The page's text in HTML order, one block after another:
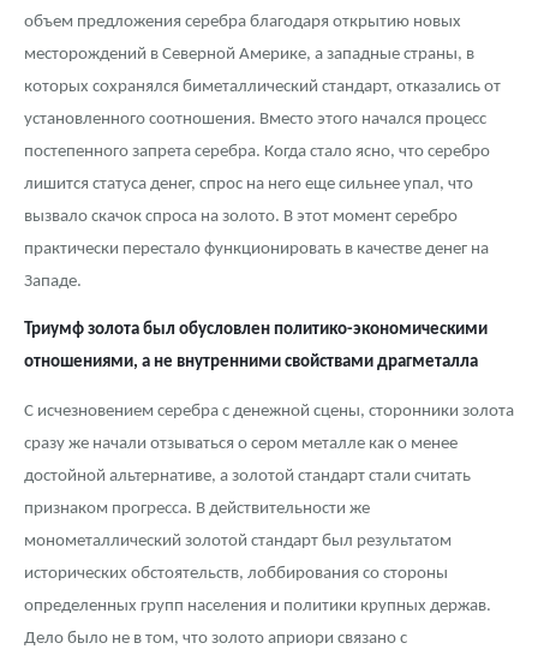
объем предложения серебра благодаря открытию новых
месторождений в Северной Америке, а западные страны, в
которых сохранялся биметаллический стандарт, отказались от
установленного соотношения. Вместо этого начался процесс
постепенного запрета серебра. Когда стало ясно, что серебро
лишится статуса денег, спрос на него еще сильнее упал, что
вызвало скачок спроса на золото. В этот момент серебро
практически перестало функционировать в качестве денег на
Западе.
Триумф золота был обусловлен политико-экономическими
отношениями, а не внутренними свойствами драгметалла
С исчезновением серебра с денежной сцены, сторонники золота
сразу же начали отзываться о сером металле как о менее
достойной альтернативе, а золотой стандарт стали считать
признаком прогресса. В действительности же
монометаллический золотой стандарт был результатом
исторических обстоятельств, лоббирования со стороны
определенных групп населения и политики крупных держав.
Дело было не в том, что золото априори связано с